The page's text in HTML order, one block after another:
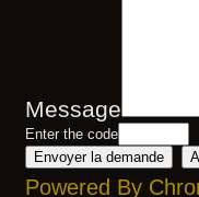
Message
Enter the code
Powered By